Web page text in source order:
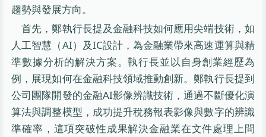
趨勢與發展方向。
首先，鄭執行長提及金融科技如何應用尖端技術，如
人工智慧（AI）及IC設計，為金融業帶來高速運算與精
準數據分析的解決方案。執行長並以自身創業經歷為
例，展現如何在金融科技領域推動創新。鄭執行長提到
公司團隊開發的金融AI影像辨識技術，通過不斷優化演
算法與調整模型，成功提升稅務報表影像與數字的辨識
準確率，這項突破性成果解決金融業在文件處理上問